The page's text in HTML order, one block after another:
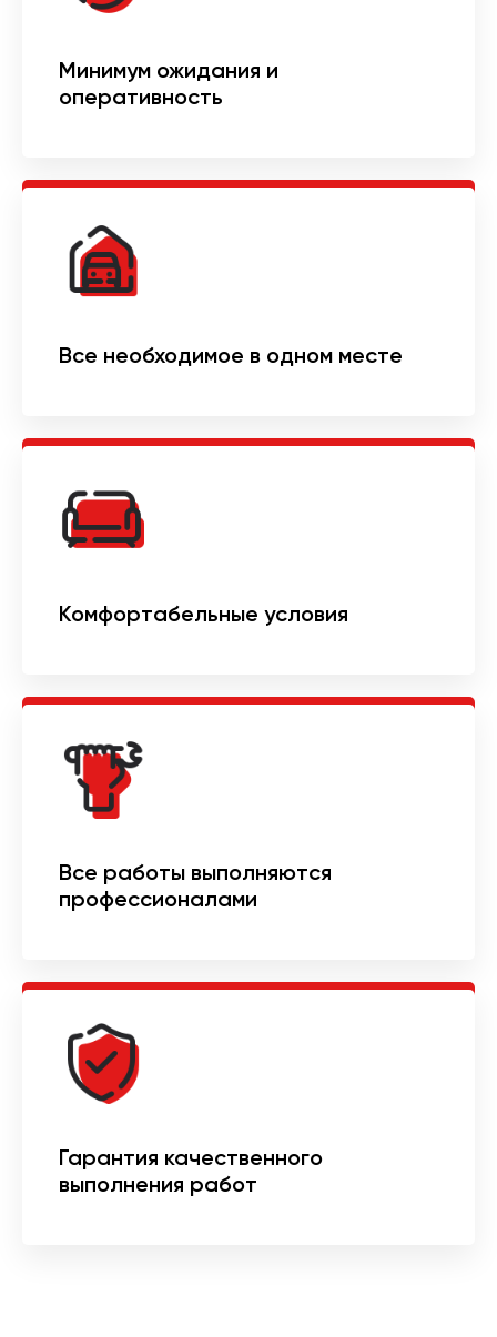
Минимум ожидания и
оперативность
Все необходимое в одном месте
Комфортабельные условия
Все работы выполняются
профессионалами
Гарантия качественного
выполнения работ